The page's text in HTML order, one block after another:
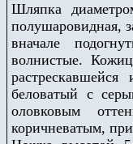
Шляпка
полушаровидная,
вначале
волнистые.
беловатый с
оловковым
коричневатым,